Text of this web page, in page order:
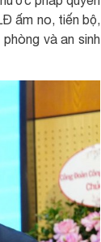
ấm no, tiến bộ,
và an sinh